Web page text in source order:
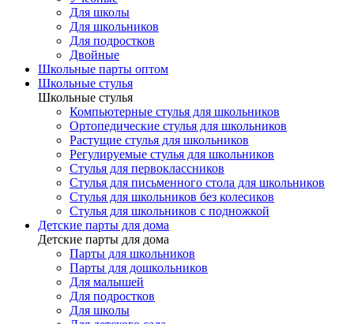
Для школы
Для школьников
Для подростков
Двойные
Школьные парты оптом
Школьные стулья
Школьные стулья
Компьютерные стулья для школьников
Ортопедические стулья для школьников
Растущие стулья для школьников
Регулируемые стулья для школьников
Стулья для первоклассников
Стулья для письменного стола для школьников
Стулья для школьников без колесиков
Стулья для школьников с подножкой
Детские парты для дома
Детские парты для дома
Парты для школьников
Парты для дошкольников
Для малышей
Для подростков
Для школы